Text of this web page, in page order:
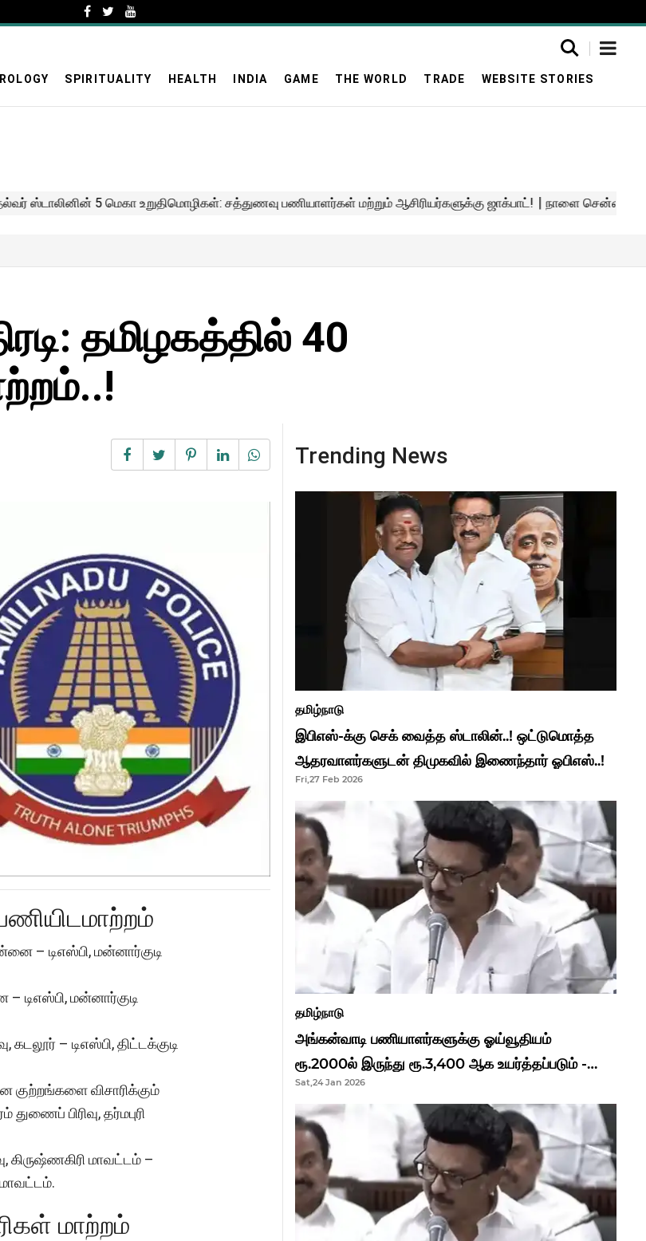
SPIRITUALITY HEALTH INDIA GAME THE WORLD TRADE WEBSITE STORIES
தமிழகத்தில் 40
– டிஎஸ்பி, மன்னார்குடி
– டிஎஸ்பி, மன்னார்குடி
கடலூர் – டிஎஸ்பி, திட்டக்குடி
குற்றங்களை விசாரிக்கும்
துணைப் பிரிவு, தர்மபுரி
கிருஷ்ணகிரி மாவட்டம் –
மாவட்டம்.
மாற்றம்
Trending News
தமிழ்நாடு
இபிஎஸ்-க்கு செக் வைத்த ஸ்டாலின்..! ஒட்டுமொத்த
ஆதரவாளர்களுடன் திமுகவில் இணைந்தார் ஓபிஎஸ்..!
Fri,27 Feb 2026
தமிழ்நாடு
அங்கன்வாடி பணியாளர்களுக்கு ஓய்வூதியம்
ரூ.2000ல் இருந்து ரூ.3,400 ஆக உயர்த்தப்படும் -
முதல்வர் மு.க.ஸ்டாலின்..!
Sat,24 Jan 2026